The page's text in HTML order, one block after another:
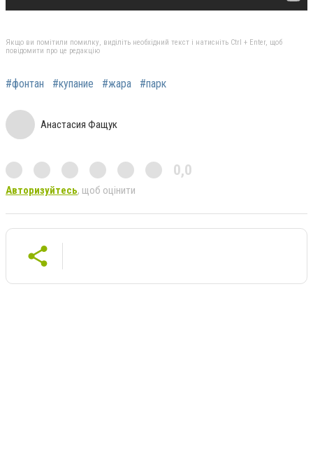
Якщо ви помітили помилку, виділіть необхідний текст і натисніть Ctrl + Enter, щоб
повідомити про це редакцію
#фонтан #купание #жара #парк
Анастасия Фащук
0,0
Авторизуйтесь, щоб оцінити